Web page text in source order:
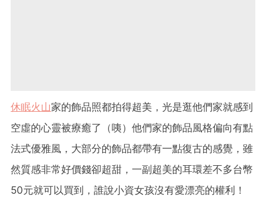
休眠火山家的飾品照都拍得超美，光是逛他們家就感到
空虛的心靈被療癒了（咦）他們家的飾品風格偏向有點
法式優雅風，大部分的飾品都帶有一點復古的感覺，雖
然質感非常好價錢卻超甜，一副超美的耳環差不多台幣
50元就可以買到，誰說小資女孩沒有愛漂亮的權利！